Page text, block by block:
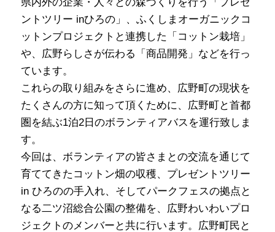
ントツリー inひろの」、ふくしまオーガニックコ
ットンプロジェクトと連携した「コットン栽培」
や、広野らしさが伝わる「商品開発」などを行っ
ています。
これらの取り組みをさらに進め、広野町の現状を
たくさんの方に知って頂くために、広野町と首都
圏を結ぶ1泊2日のボランティアバスを運行致しま
す。
今回は、ボランティアの皆さまとの交流を通じて
育ててきたコットン畑の収穫、プレゼントツリー
in ひろのの手入れ、そしてパークフェスの拠点と
なる二ツ沼総合公園の整備を、広野わいわいプロ
ジェクトのメンバーと共に行います。広野町民と